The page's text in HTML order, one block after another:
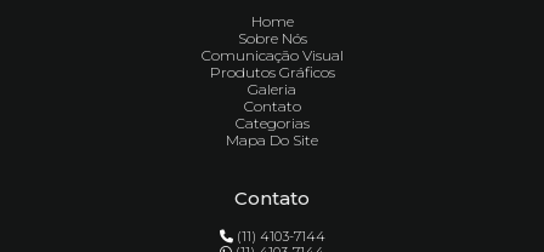
Home
Sobre Nós
Comunicação Visual
Produtos Gráficos
Galeria
Contato
Categorias
Mapa Do Site
Contato
(11) 4103-7144